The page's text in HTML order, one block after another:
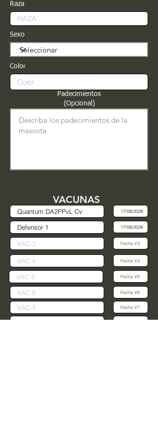
Raza
Sexo
Color
Padecimientos
(Opcional)
VACUNAS